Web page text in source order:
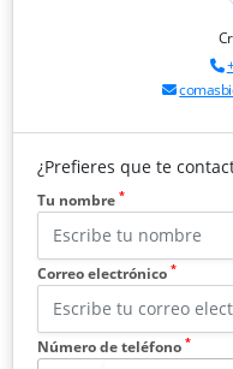
¿Prefieres que te
Tu nombre *
Correo electrónico *
Número de teléfono *